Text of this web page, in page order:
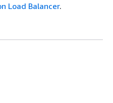
Load Balancer.